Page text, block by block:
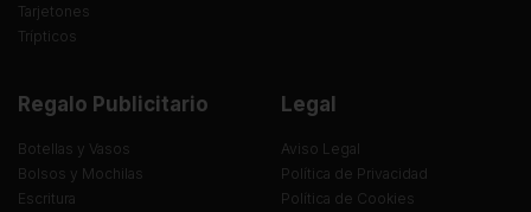
Tarjetones
Trípticos
Regalo Publicitario
Botellas y Vasos
Bolsos y Mochilas
Escritura
Legal
Aviso Legal
Política de Privacidad
Política de Cookies